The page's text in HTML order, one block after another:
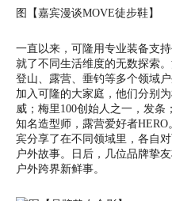
图【嘉宾漫谈MOVE徒步鞋】
一直以来，可隆用专业装备支
就了不同生活维度的无数探索
登山、露营、垂钓等多个领域
加入可隆的大家庭，他们分别
威；梅里100创始人之一，发条
知名造型师，露营爱好者
宾分享了在不同领域里，各自
户外故事。日后，几位品牌挚
户外跨界新鲜事。